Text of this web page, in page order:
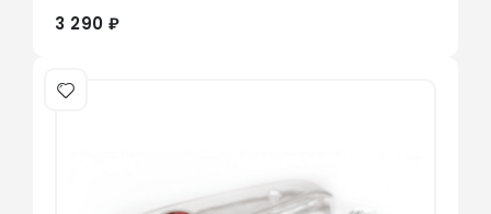
3 290 ₽